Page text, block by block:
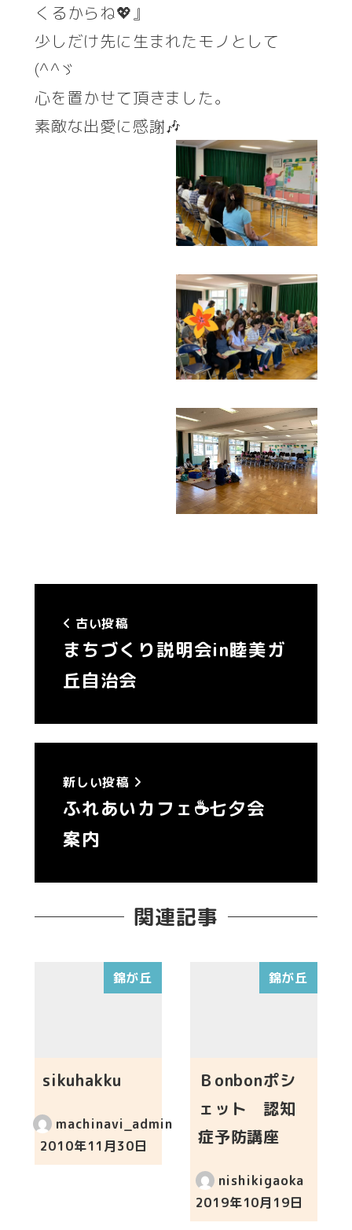
くるからね💖』
少しだけ先に生まれたモノとして
(^^ゞ
心を置かせて頂きました。
素敵な出愛に感謝🎶
古い投稿
まちづくり説明会in睦美ガ
丘自治会
新しい投稿
ふれあいカフェ☕️七夕会
案内
関連記事
錦が丘
sikuhakku
machinavi_admin
投稿日
2010年11月30日
錦が丘
Ｂonbonポシ
ェット 認知
症予防講座
nishikigaoka
投稿日
2019年10月19日